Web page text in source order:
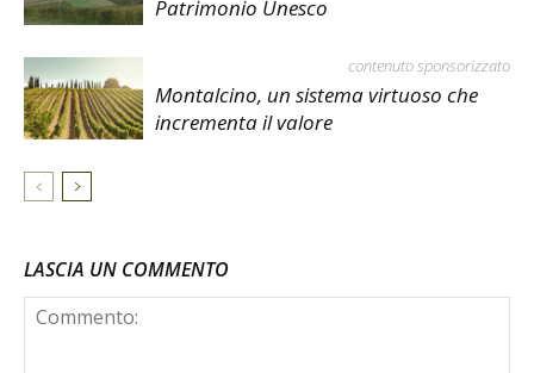
Patrimonio Unesco
contenuto sponsorizzato
Montalcino, un sistema virtuoso che
incrementa il valore
LASCIA UN COMMENTO